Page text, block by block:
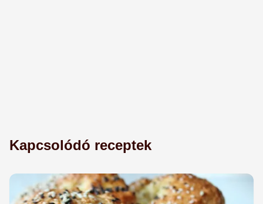
Kapcsolódó receptek